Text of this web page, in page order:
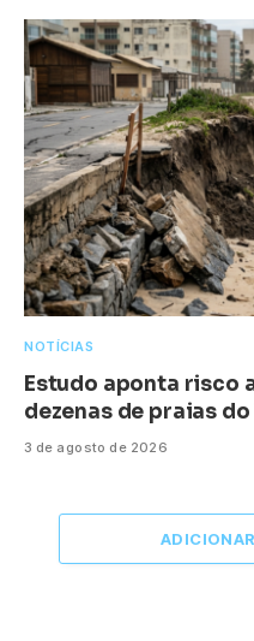
NOTÍCIAS
Estudo aponta risco
dezenas de praias
3 de agosto de 2026